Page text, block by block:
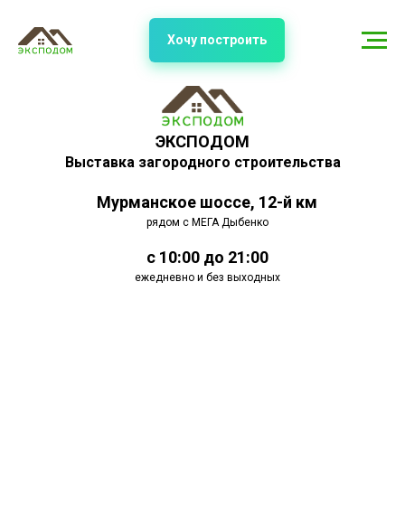
ЭКСПОДОМ
Выставка загородного строительства
Мурманское шоссе, 12-й км
рядом с МЕГА Дыбенко
с 10:00 до 21:00
ежедневно и без выходных
Хочу построить